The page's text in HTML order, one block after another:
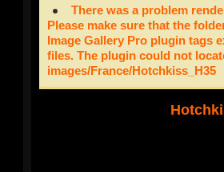
There was a problem
Please make sure that the
Image Gallery Pro plugin tags
files. The plugin could not
images/France/Hotchkiss_H35